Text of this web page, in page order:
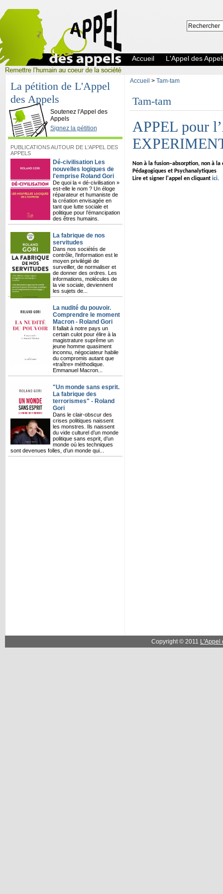
L'Appel des Appels
Accueil L'Appel des
La pétition de L'Appel
des Appels
Soutenez l'Appel des
Appels
Signez la pétition
PUBLICATIONS AUTOUR DE L'APPEL DES
APPELS
Dé-civilisation Les
nouvelles logiques de
l'emprise Roland Gori
De quoi la « dé-civilisation »
est-elle le nom ? Un éloge
réparateur et humaniste de
la création envisagée en
tant que lutte sociale et
politique pour l’émancipation
des êtres humains.
La fabrique de nos
servitudes
Dans nos sociétés de
contrôle, l’information est le
moyen privilégié de
surveiller, de normaliser et
de donner des ordres. Les
informations, molécules de
la vie sociale, deviennent
les sujets de...
La nudité du pouvoir.
Comprendre le moment
Macron - Roland Gori
Il fallait à notre pays un
certain culot pour élire à la
magistrature suprême un
jeune homme quasiment
inconnu, négociateur habile
du compromis autant que
«traître» méthodique.
Emmanuel Macron...
"Un monde sans esprit.
La fabrique des
terrorismes" - Roland
Gori
Dans le clair-obscur des
crises politiques naissent
les monstres. Ils naissent
du vide culturel d’un monde
politique sans esprit, d’un
monde où les techniques
sont devenues folles, d’un monde qui...
Accueil > Tam-tam
Tam-tam
APPEL pour
Non à la fusion–absorption, non à
Pédagogiques et Psychanalytiques
Lire et signer l'appel en cliquantici.
Copyright © 2011 L'Appel